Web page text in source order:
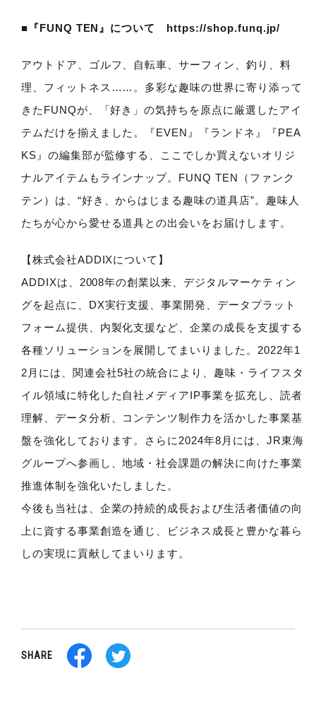
■『FUNQ TEN』について https://shop.funq.jp/
アウトドア、ゴルフ、自転車、サーフィン、釣り、料
理、フィットネス……。多彩な趣味の世界に寄り添って
きたFUNQが、「好き」の気持ちを原点に厳選したアイ
テムだけを揃えました。『EVEN』『ランドネ』『PEA
KS』の編集部が監修する、ここでしか買えないオリジ
ナルアイテムもラインナップ。FUNQ TEN（ファンク
テン）は、“好き、からはじまる趣味の道具店”。趣味人
たちが心から愛せる道具との出会いをお届けします。
【株式会社ADDIXについて】
ADDIXは、2008年の創業以来、デジタルマーケティン
グを起点に、DX実行支援、事業開発、データプラット
フォーム提供、内製化支援など、企業の成長を支援する
各種ソリューションを展開してまいりました。2022年1
2月には、関連会社5社の統合により、趣味・ライフスタ
イル領域に特化した自社メディアIP事業を拡充し、読者
理解、データ分析、コンテンツ制作力を活かした事業基
盤を強化しております。さらに2024年8月には、JR東海
グループへ参画し、地域・社会課題の解決に向けた事業
推進体制を強化いたしました。
今後も当社は、企業の持続的成長および生活者価値の向
上に資する事業創造を通じ、ビジネス成長と豊かな暮ら
しの実現に貢献してまいります。
SHARE